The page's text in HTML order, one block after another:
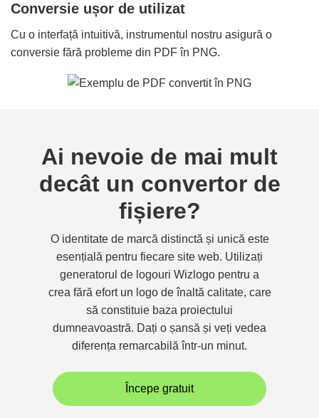
Conversie ușor de utilizat
Cu o interfață intuitivă, instrumentul nostru asigură o
conversie fără probleme din PDF în PNG.
Ai nevoie de mai mult
decât un convertor de
fișiere?
O identitate de marcă distinctă și unică este
esențială pentru fiecare site web. Utilizați
generatorul de logouri Wizlogo pentru a
crea fără efort un logo de înaltă calitate, care
să constituie baza proiectului
dumneavoastră. Dați o șansă și veți vedea
diferența remarcabilă într-un minut.
Începe gratuit